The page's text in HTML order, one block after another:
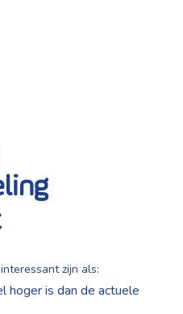
zijn als:
hoger is dan de actuele